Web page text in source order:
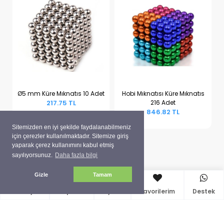
Sitemizden en iyi şekilde faydalanabilmeniz
için çerezler kullanılmaktadır. Sitemize giriş
yaparak çerez kullanımını kabul etmiş
sayılıyorsunuz. Daha fazla bilgi
Gizle Tamam
Sepete Ekle
Ø5 mm Küre Mıknatıs 10 Adet
217.75 TL Sepete Ekle
Hobi Mıknatısı Küre Mıknatıs
216 Adet
846.82 TL
Favorilerim Destek